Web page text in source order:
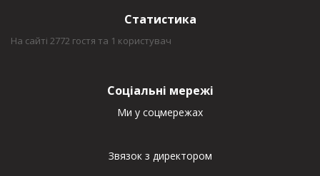
Статистика
На сайті 2772 гостя та 1 користувач
Соціальні мережі
Ми у соцмережах
Звязок з директором